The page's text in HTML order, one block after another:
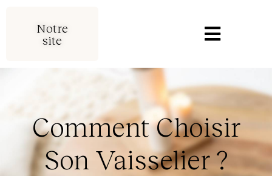
Notre
site
Comment Choisir
Son Vaisselier ?